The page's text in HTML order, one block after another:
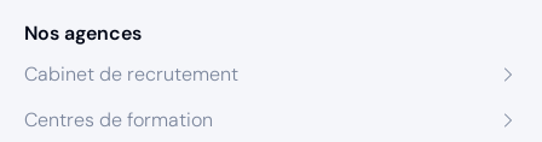
Nos agences
Cabinet de recrutement
Centres de formation